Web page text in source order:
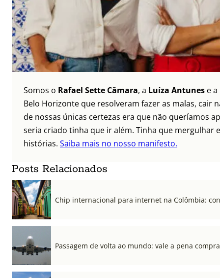
Somos o Rafael Sette Câmara, a Luíza Antunes e a
Belo Horizonte que resolveram fazer as malas, cair
de nossas únicas certezas era que não queríamos
seria criado tinha que ir além. Tinha que mergulhar
histórias. Saiba mais no nosso manifesto.
Posts Relacionados
Chip internacional para internet na Colômbia:
Passagem de volta ao mundo: vale a pena